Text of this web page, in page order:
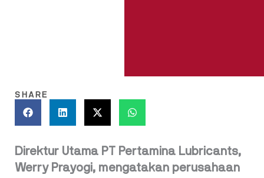
SHARE
Direktur Utama PT Pertamina Lubricants,
Werry Prayogi, mengatakan perusahaan